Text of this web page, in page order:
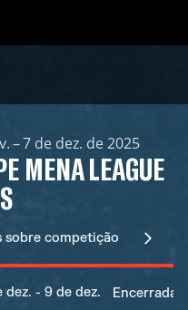
– 7 de dez. de 2025
MENA LEAGUE
sobre competição
dez. - 9 de dez. Encerradas